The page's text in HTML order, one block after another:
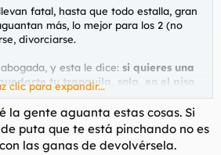
fatal, hasta que todo estalla, gran
más, lo mejor para los 2 (no
divorciarse.
y esta le dice: si quieres una
tu tranquila, sola, en el piso
por maltrato y esta misma
Con este panorama, solo hay
y firma del divorcio en cuestion
clic para expandir...
la gente aguanta estas cosas. Si
puta que te está pinchando no es
las ganas de devolvérsela.